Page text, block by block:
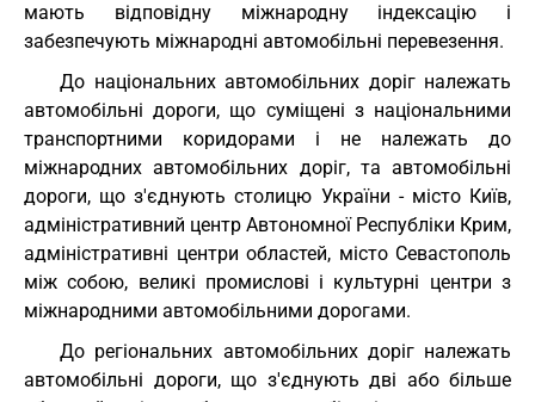
мають відповідну міжнародну індексацію і
забезпечують міжнародні автомобільні перевезення.
До національних автомобільних доріг належать
автомобільні дороги, що суміщені з національними
транспортними коридорами і не належать до
міжнародних автомобільних доріг, та автомобільні
дороги, що з'єднують столицю України - місто Київ,
адміністративний центр Автономної Республіки Крим,
адміністративні центри областей, місто Севастополь
між собою, великі промислові і культурні центри з
міжнародними автомобільними дорогами.
До регіональних автомобільних доріг належать
автомобільні дороги, що з'єднують дві або більше